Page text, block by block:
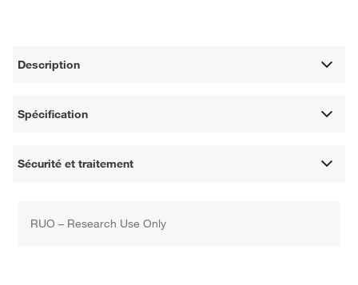
Description
Spécification
Sécurité et traitement
RUO – Research Use Only